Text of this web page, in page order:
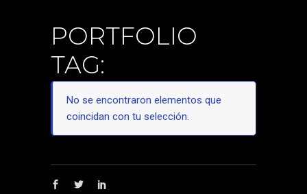
PORTFOLIO
TAG:
No se encontraron elementos que
coincidan con tu selección.